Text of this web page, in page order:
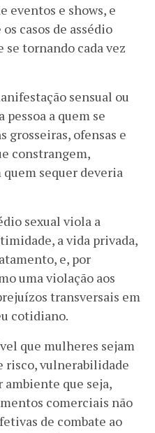
eventos e shows, e
casos de assédio
se tornando cada vez
sensual ou
pessoa a quem se
grosseiras, ofensas e
constrangem,
sequer deveria
sexual viola a
a vida privada,
e, por
uma violação aos
transversais em
cotidiano.
que mulheres sejam
risco, vulnerabilidade
que seja,
comerciais não
de combate ao